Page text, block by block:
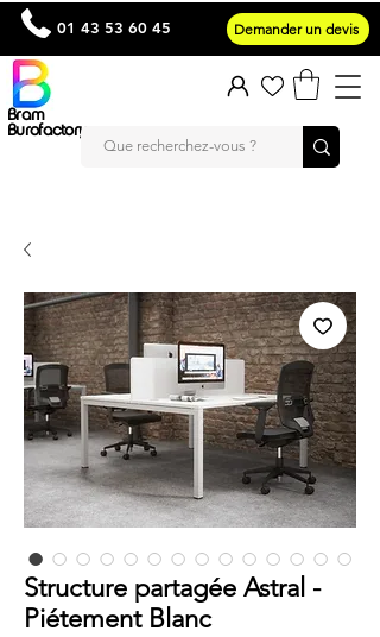
Bram
Burofactory
01 43 53 60 45 Demander un devis
Structure partagée Astral -
Piétement Blanc